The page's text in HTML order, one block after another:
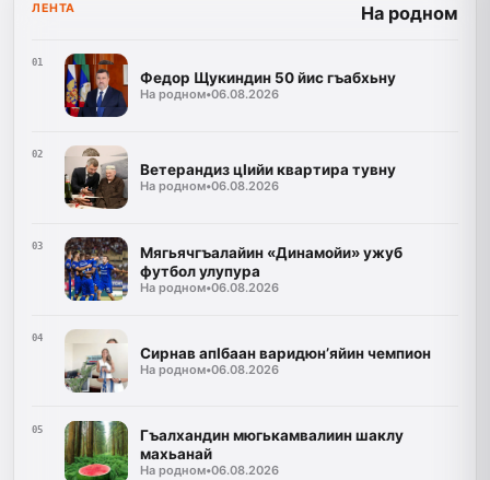
ЛЕНТА На родном
01
Федор Щукиндин 50 йис гъабхьну
На родном•06.08.2026
02
Ветерандиз цIийи квартира тувну
На родном•06.08.2026
03
Мягьячгъалайин «Динамойи» ужуб
футбол улупура
На родном•06.08.2026
04
Сирнав апIбаан варидюн’яйин чемпион
На родном•06.08.2026
05
Гъалхандин мюгькамвалиин шаклу
махьанай
На родном•06.08.2026